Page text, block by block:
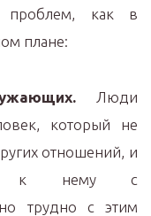
проблем, как в
плане:
Люди
который не
отношений, и
к нему с
трудно с этим